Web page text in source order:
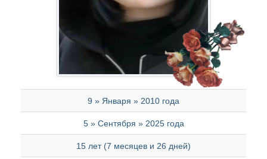
9 » Января » 2010 года
5 » Сентября » 2025 года
15 лет (7 месяцев и 26 дней)